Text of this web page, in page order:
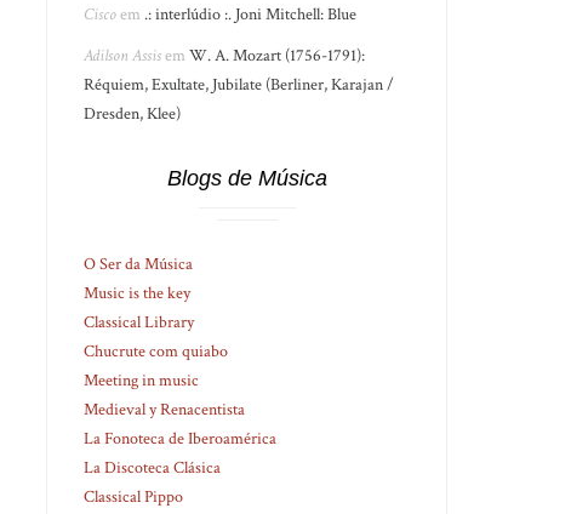
Ciscoem .: interlúdio :. Joni Mitchell: Blue
Adilson AssisemW. A. Mozart (1756-1791):
Réquiem, Exultate, Jubilate (Berliner, Karajan /
Dresden, Klee)
Blogs de Música
O Ser da Música
Music is the key
Classical Library
Chucrute com quiabo
Meeting in music
Medieval y Renacentista
La Fonoteca de Iberoamérica
La Discoteca Clásica
Classical Pippo